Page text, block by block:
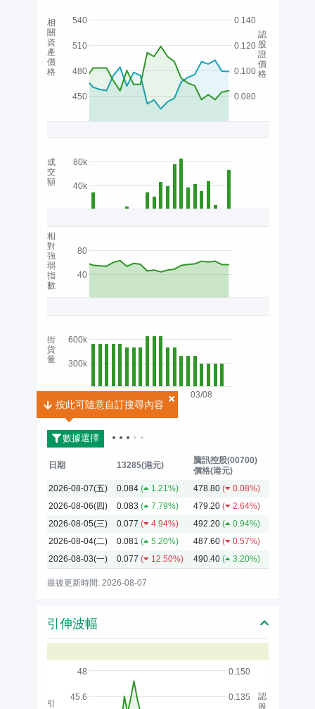
03/08
480
450
510
540
0.120
0.080
0.100
0.140
40k
80k
40
80
300k
600k
2026
相
關
資
產
價
格
認
股
證
價
格
成
交
額
相
對
強
弱
指
數
街
貨
量
數據選擇
按此可隨意自訂搜尋內容
按此可隨意自訂搜尋內容
日期 13285(港元)
騰訊控股(00700)
價格(港元)
2026-08-07(五)
0.084 ( 1.21%) 478.80 (
0.08%)
2026-08-06(四)
0.083 ( 7.79%) 479.20 (
2.64%)
2026-08-05(三)
0.077 ( 4.94%) 492.20 (
0.94%)
2026-08-04(二)
0.081 ( 5.20%) 487.60 (
0.57%)
2026-08-03(一)
0.077 ( 12.50%) 490.40 ( 3.20%)
最後更新時間: 2026-08-07
引伸波幅
45.6
48
0.135
0.150
引
認
股